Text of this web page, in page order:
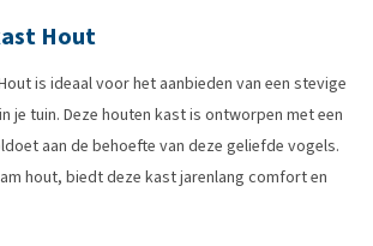
Hout
is ideaal voor het aanbieden van een stevige
je tuin. Deze houten kast is ontworpen met een
aan de behoefte van deze geliefde vogels.
hout, biedt deze kast jarenlang comfort en